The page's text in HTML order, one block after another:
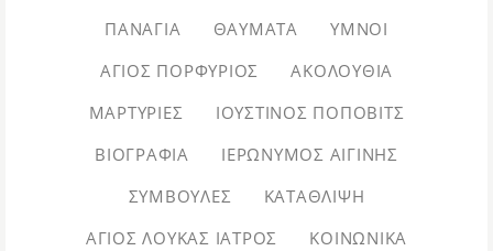
ΠΑΝΑΓΊΑ
ΘΑΎΜΑΤΑ
ΎΜΝΟΙ
ΆΓΙΟΣ ΠΟΡΦΎΡΙΟΣ
ΑΚΟΛΟΥΘΊΑ
ΜΑΡΤΥΡΊΕΣ
ΙΟΥΣΤΊΝΟΣ ΠΌΠΟΒΙΤΣ
ΒΙΟΓΡΑΦΊΑ
ΙΕΡΏΝΥΜΟΣ ΑΙΓΊΝΗΣ
ΣΥΜΒΟΥΛΈΣ
ΚΑΤΆΘΛΙΨΗ
ΆΓΙΟΣ ΛΟΥΚΆΣ ΙΑΤΡΌΣ
ΚΟΙΝΩΝΙΚΆ